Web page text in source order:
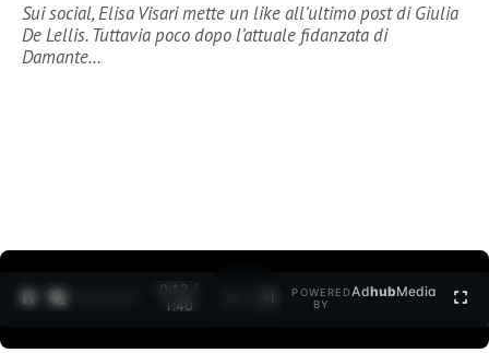
Sui social, Elisa Visari mette un like all’ultimo post di Giulia
De Lellis. Tuttavia poco dopo l’attuale fidanzata di
Damante…
0:12 /
1:40
POWERED
BY
AdhubMedia